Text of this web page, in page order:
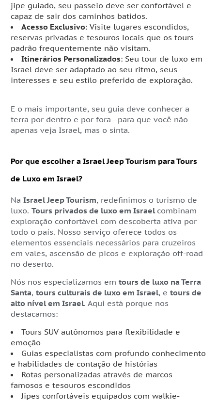
jipe guiado, seu passeio deve ser confortável e
capaz de sair dos caminhos batidos.
Acesso Exclusivo: Visite lugares escondidos,
reservas privadas e tesouros locais que os tours
padrão frequentemente não visitam.
Itinerários Personalizados: Seu tour de luxo em
Israel deve ser adaptado ao seu ritmo, seus
interesses e seu estilo preferido de exploração.
E o mais importante, seu guia deve conhecer a
terra por dentro e por fora—para que você não
apenas veja Israel, mas o sinta.
Por que escolher a Israel Jeep Tourism para Tours
de Luxo em Israel?
Na Israel Jeep Tourism, redefinimos o turismo de
luxo. Tours privados de luxo em Israel combinam
exploração confortável com descoberta ativa por
todo o país. Nosso serviço oferece todos os
elementos essenciais necessários para cruzeiros
em vales, ascensão de picos e exploração off-road
no deserto.
Nós nos especializamos em tours de luxo na Terra
Santa, tours culturais de luxo em Israel, e tours de
alto nível em Israel. Aqui está porque nos
destacamos:
Tours SUV autônomos para flexibilidade e
emoção
Guias especialistas com profundo conhecimento
e habilidades de contação de histórias
Rotas personalizadas através de marcos
famosos e tesouros escondidos
Jipes confortáveis equipados com walkie-